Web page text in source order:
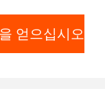
얻으십시오